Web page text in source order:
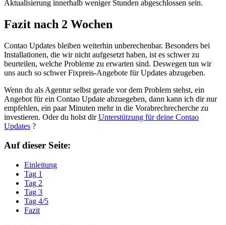
Aktualisierung innerhalb weniger Stunden abgeschlossen sein.
Fazit nach 2 Wochen
Contao Updates bleiben weiterhin unberechenbar. Besonders bei
Installationen, die wir nicht aufgesetzt haben, ist es schwer zu
beurteilen, welche Probleme zu erwarten sind. Deswegen tun wir
uns auch so schwer Fixpreis-Angebote für Updates abzugeben.
Wenn du als Agentur selbst gerade vor dem Problem stehst, ein
Angebot für ein Contao Update abzuegeben, dann kann ich dir nur
empfehlen, ein paar Minuten mehr in die Vorabrechrecherche zu
investieren. Oder du holst dirUnterstützung für deine Contao
Updates ?
Auf dieser Seite:
Einleitung
Tag 1
Tag 2
Tag 3
Tag 4/5
Fazit